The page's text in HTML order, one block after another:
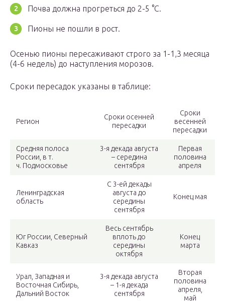
Почва должна прогреться до 2-5 °С.
Пионы не пошли в рост.
Осенью пионы пересаживают строго за 1-1,3 месяца
(4-6 недель) до наступления морозов.
Сроки пересадок указаны в таблице:
Регион
Сроки осенней
пересадки
Сроки
весенней
пересадки
Средняя полоса
России, в т.
ч. Подмосковье
3-я декада августа
– середина
сентября
Первая
половина
апреля
Ленинградская
область
С 3-ей декады
августа до
середины
сентября
Конец мая
Юг России, Северный
Кавказ
Весь сентябрь
вплоть до
середины
октября
Конец
марта
Урал, Западная и
Восточная Сибирь,
Дальний Восток
3-я декада августа
– 1-я декада
сентября
Вторая
половина
апреля,
май